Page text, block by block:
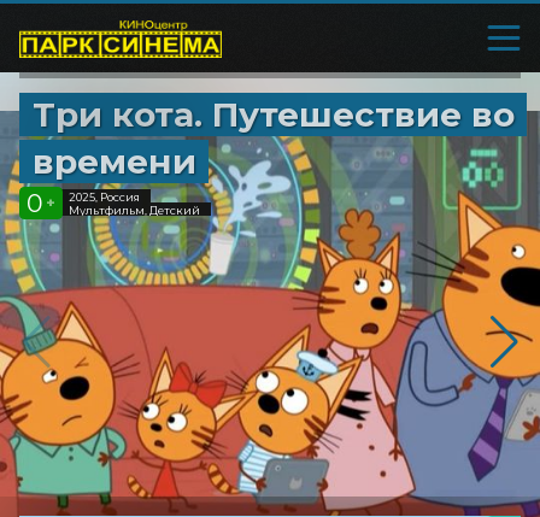
Три кота. Путешествие во
времени
0 +
2025, Россия
Мультфильм, Детский